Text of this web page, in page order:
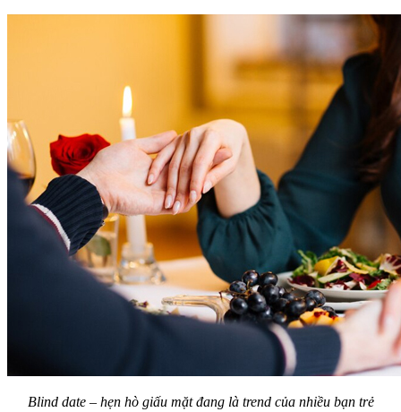
Blind date – hẹn hò giấu mặt đang là trend của nhiều bạn trẻ